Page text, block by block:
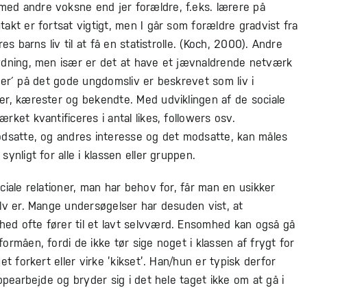
andre voksne end jer forældre, f.eks. lærere på
er fortsat vigtigt, men I går som forældre gradvist fra
barns liv til at få en statistrolle. (Koch, 2000). Andre
men især er det at have et jævnaldrende netværk
på det gode ungdomsliv er beskrevet som liv i
kærester og bekendte. Med udviklingen af de sociale
kvantificeres i antal likes, followers osv.
og andres interesse og det modsatte, kan måles
for alle i klassen eller gruppen.
relationer, man har behov for, får man en usikker
er. Mange undersøgelser har desuden vist, at
ofte fører til et lavt selvværd. Ensomhed kan også gå
fordi de ikke tør sige noget i klassen af frygt for
forkert eller virke ’kikset’. Han/hun er typisk derfor
og bryder sig i det hele taget ikke om at gå i